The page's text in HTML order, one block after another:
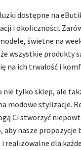
dostępne na
i okoliczności.
świetne na
wszystkie produkty
na ich trwałość i
tylko sklep, ale
modowe stylizacje.
Ci stworzyć
aby nasze propozycje
realizowalne dla